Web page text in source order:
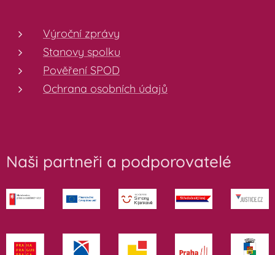
Výroční zprávy
Stanovy spolku
Pověření SPOD
Ochrana osobních údajů
Naši partneři a podporovatelé